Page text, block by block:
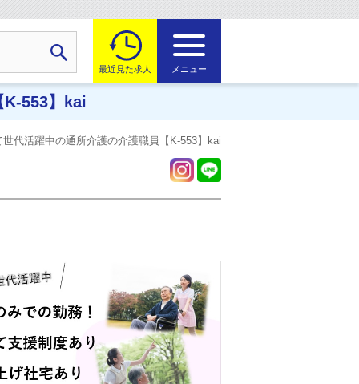
最近見た求人 メニュー
K-553】kai
代活躍中の通所介護の介護職員【K-553】kai